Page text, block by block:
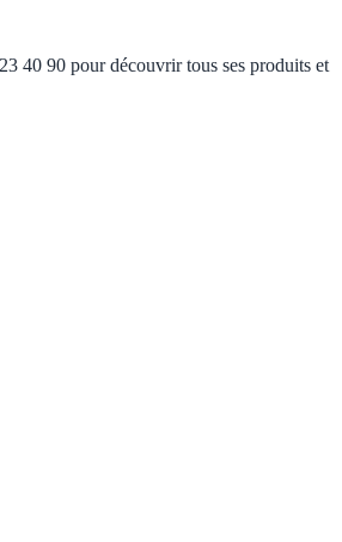
40 90 pour découvrir tous ses produits et